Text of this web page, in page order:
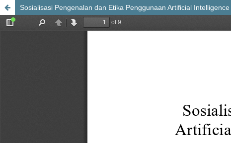
Sosialisasi Pengenalan dan Etika Penggunaan Artificial